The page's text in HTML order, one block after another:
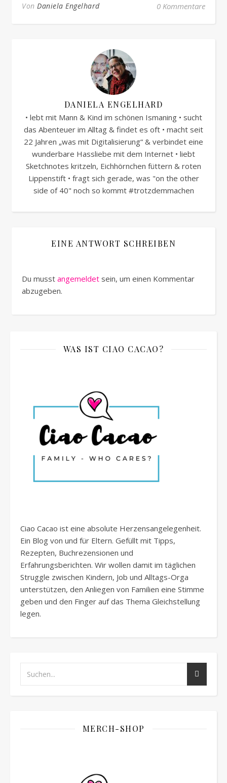
Von Daniela Engelhard 0 Kommentare
DANIELA ENGELHARD
• lebt mit Mann & Kind im schönen Ismaning • sucht
das Abenteuer im Alltag & findet es oft • macht seit
22 Jahren „was mit Digitalisierung“ & verbindet eine
wunderbare Hassliebe mit dem Internet • liebt
Sketchnotes kritzeln, Eichhörnchen füttern & roten
Lippenstift • fragt sich gerade, was "on the other
side of 40" noch so kommt #trotzdemmachen
EINE ANTWORT SCHREIBEN
Du musst angemeldet sein, um einen Kommentar
abzugeben.
WAS IST CIAO CACAO?
Ciao Cacao ist eine absolute Herzensangelegenheit.
Ein Blog von und für Eltern. Gefüllt mit Tipps,
Rezepten, Buchrezensionen und
Erfahrungsberichten. Wir wollen damit im täglichen
Struggle zwischen Kindern, Job und Alltags-Orga
unterstützen, den Anliegen von Familien eine Stimme
geben und den Finger auf das Thema Gleichstellung
legen.
MERCH-SHOP